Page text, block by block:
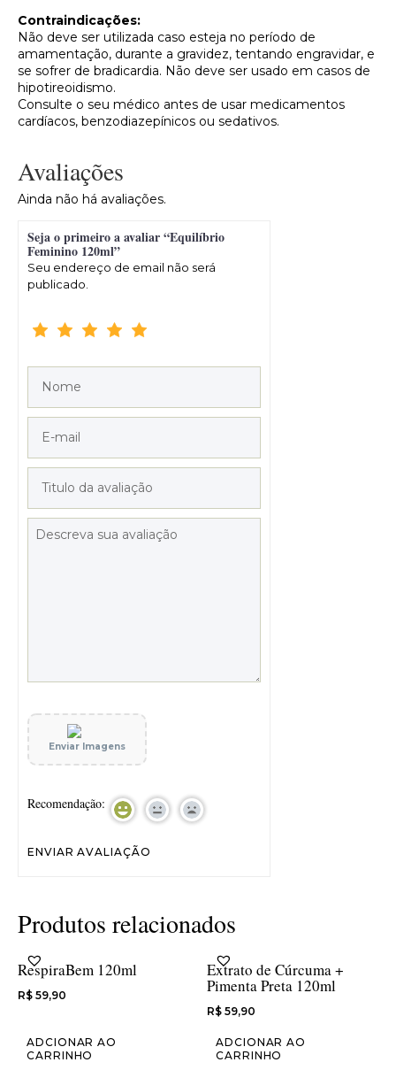
Contraindicações:
Não deve ser utilizada caso esteja no período de
amamentação, durante a gravidez, tentando engravidar, e
se sofrer de bradicardia. Não deve ser usado em casos de
hipotireoidismo.
Consulte o seu médico antes de usar medicamentos
cardíacos, benzodiazepínicos ou sedativos.
Avaliações
Ainda não há avaliações.
Seja o primeiro a avaliar “Equilíbrio
Feminino 120ml”
Seu endereço de email não será
publicado.
Enviar Imagens
Recomendação:
Produtos relacionados
RespiraBem 120ml
R$ 59,90
ADCIONAR AO
CARRINHO
Extrato de Cúrcuma +
Pimenta Preta 120ml
R$ 59,90
ADCIONAR AO
CARRINHO